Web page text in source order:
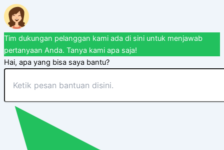
Tim dukungan pelanggan kami ada di sini untuk menjawab
pertanyaan Anda. Tanya kami apa saja!
Hai, apa yang bisa saya bantu?